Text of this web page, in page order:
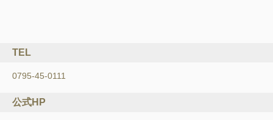
TEL
0795-45-0111
公式HP